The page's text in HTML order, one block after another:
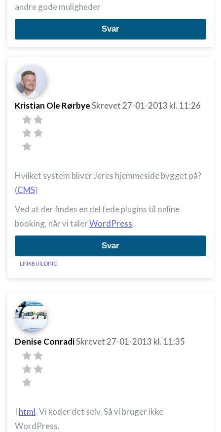
andre gode muligheder
Svar
Kristian Ole RørbyeSkrevet 27-01-2013 kl. 11:26
Hvilket system bliver Jeres hjemmeside bygget på?
(CMS)
Ved at der findes en del fede plugins til online
booking, når vi talerWordPress.
Svar
LINKBUILDING
Denise ConradiSkrevet 27-01-2013 kl. 11:35
I html. Vi koder det selv. Så vi bruger ikke
WordPress.